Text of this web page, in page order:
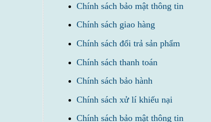
Chính sách bảo mật thông tin
Chính sách giao hàng
Chính sách đổi trả sản phẩm
Chính sách thanh toán
Chính sách bảo hành
Chính sách xử lí khiếu nại
Chính sách bảo mật thông tin